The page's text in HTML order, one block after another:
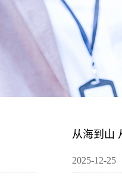
从海到山
2025-12-25